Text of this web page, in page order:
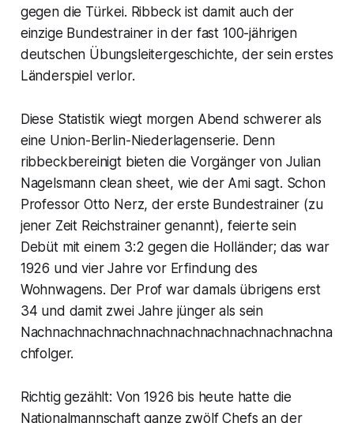
gegen die Türkei. Ribbeck ist damit auch der
einzige Bundestrainer in der fast 100-jährigen
deutschen Übungsleitergeschichte, der sein erstes
Länderspiel verlor.
Diese Statistik wiegt morgen Abend schwerer als
eine Union-Berlin-Niederlagenserie. Denn
ribbeckbereinigt bieten die Vorgänger von Julian
Nagelsmann clean sheet, wie der Ami sagt. Schon
Professor Otto Nerz, der erste Bundestrainer (zu
jener Zeit Reichstrainer genannt), feierte sein
Debüt mit einem 3:2 gegen die Holländer; das war
1926 und vier Jahre vor Erfindung des
Wohnwagens. Der Prof war damals übrigens erst
34 und damit zwei Jahre jünger als sein
Nachnachnachnachnachnachnachnachnachnachna
chfolger.
Richtig gezählt: Von 1926 bis heute hatte die
Nationalmannschaft ganze zwölf Chefs an der